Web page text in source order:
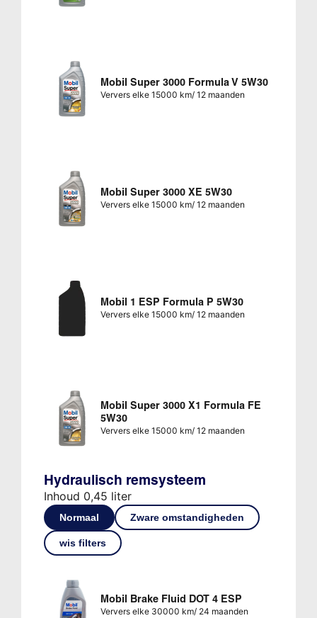
Mobil Super 3000 Formula V 5W30
Ververs elke 15000 km/ 12 maanden
Mobil Super 3000 XE 5W30
Ververs elke 15000 km/ 12 maanden
Mobil 1 ESP Formula P 5W30
Ververs elke 15000 km/ 12 maanden
Mobil Super 3000 X1 Formula FE
5W30
Ververs elke 15000 km/ 12 maanden
Hydraulisch remsysteem
Inhoud 0,45 liter
Normaal Zware omstandigheden
wis filters
Mobil Brake Fluid DOT 4 ESP
Ververs elke 30000 km/ 24 maanden